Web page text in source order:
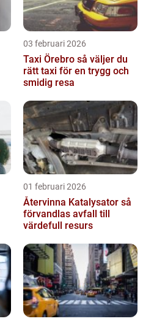
03 februari 2026
Taxi Örebro så väljer du
rätt taxi för en trygg och
smidig resa
01 februari 2026
Återvinna Katalysator så
förvandlas avfall till
värdefull resurs